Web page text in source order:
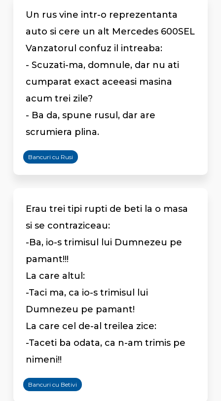
Un rus vine intr-o reprezentanta
auto si cere un alt Mercedes 600SEL
Vanzatorul confuz il intreaba:
- Scuzati-ma, domnule, dar nu ati
cumparat exact aceeasi masina
acum trei zile?
- Ba da, spune rusul, dar are
scrumiera plina.
Bancuri cu Rusi
Erau trei tipi rupti de beti la o masa
si se contraziceau:
-Ba, io-s trimisul lui Dumnezeu pe
pamant!!!
La care altul:
-Taci ma, ca io-s trimisul lui
Dumnezeu pe pamant!
La care cel de-al treilea zice:
-Taceti ba odata, ca n-am trimis pe
nimeni!!
Bancuri cu Betivi